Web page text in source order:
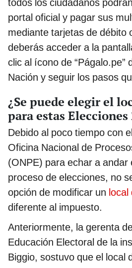
todos los ciudadanos
portal oficial y pagar sus
mediante tarjetas de débito
deberás acceder a la
clic al ícono de “Págalo.pe”
Nación y seguir los pasos
¿Se puede elegir el
para estas Elecciones
Debido al poco tiempo con
Oficina Nacional de
(ONPE) para echar a andar
proceso de elecciones, no
opción de modificar un local
diferente al impuesto.
Anteriormente, la gerenta
Educación Electoral de la
Biggio, sostuvo que el local